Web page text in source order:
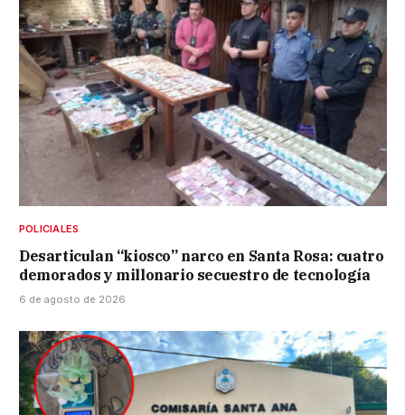
POLICIALES
Desarticulan “kiosco” narco en Santa Rosa: cuatro
demorados y millonario secuestro de tecnología
6 de agosto de 2026